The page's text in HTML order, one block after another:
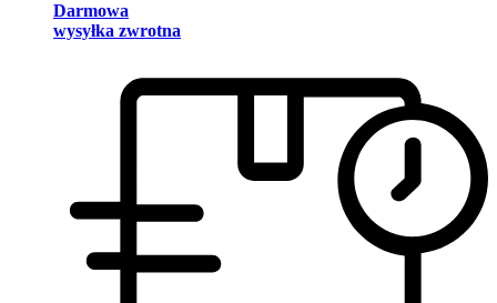
Darmowa
wysyłka zwrotna